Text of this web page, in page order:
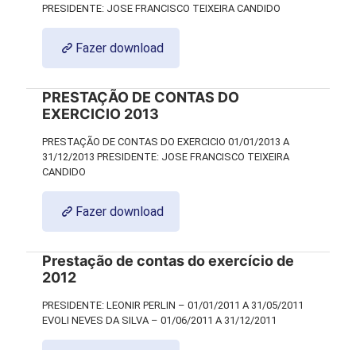
PRESIDENTE: JOSE FRANCISCO TEIXEIRA CANDIDO
Fazer download
PRESTAÇÃO DE CONTAS DO
EXERCICIO 2013
PRESTAÇÃO DE CONTAS DO EXERCICIO 01/01/2013 A
31/12/2013 PRESIDENTE: JOSE FRANCISCO TEIXEIRA
CANDIDO
Fazer download
Prestação de contas do exercício de
2012
PRESIDENTE: LEONIR PERLIN – 01/01/2011 A 31/05/2011
EVOLI NEVES DA SILVA – 01/06/2011 A 31/12/2011